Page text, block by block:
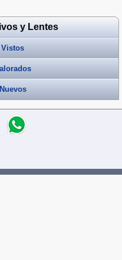
y Lentes
Vistos